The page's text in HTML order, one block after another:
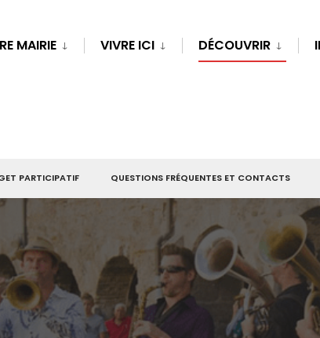
MAIRIE VIVRE ICI DÉCOUVRIR
PARTICIPATIF QUESTIONS FRÉQUENTES ET CONTACTS